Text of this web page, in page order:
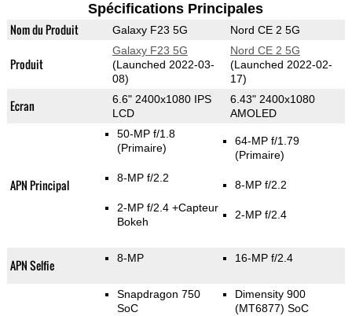
Spécifications Principales
Nom du Produit Galaxy F23 5G Nord CE 2 5G
Produit
Galaxy F23 5G
(Launched 2022-03-
08)
Nord CE 2 5G
(Launched 2022-02-
17)
Ecran
6.6" 2400x1080 IPS
LCD
6.43" 2400x1080
AMOLED
APN Principal
50-MP f/1.8
(Primaire)
8-MP f/2.2
2-MP f/2.4 +Capteur
Bokeh
64-MP f/1.79
(Primaire)
8-MP f/2.2
2-MP f/2.4
APN Selfie 8-MP 16-MP f/2.4
Snapdragon 750
SoC
Dimensity 900
(MT6877) SoC